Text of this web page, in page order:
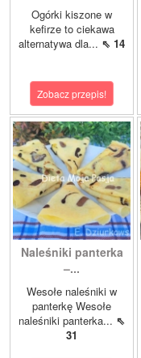
Ogórki kiszone w
kefirze to ciekawa
alternatywa dla... ⇖ 14
Zobacz przepis!
Naleśniki panterka
–...
Wesołe naleśniki w
panterkę Wesołe
naleśniki panterka... ⇖
31